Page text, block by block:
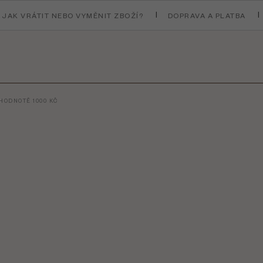
JAK VRÁTIT NEBO VYMĚNIT ZBOŽÍ? DOPRAVA A PLATBA
1000 KČ